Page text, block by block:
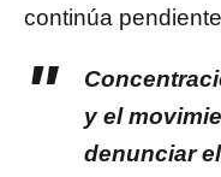
continúa
y el
denunciar